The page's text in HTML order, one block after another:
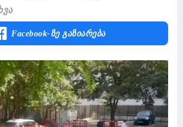
Facebook-Ზე Გაზიარება